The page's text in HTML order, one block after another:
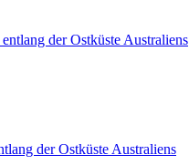
der Ostküste Australiens
der Ostküste Australiens